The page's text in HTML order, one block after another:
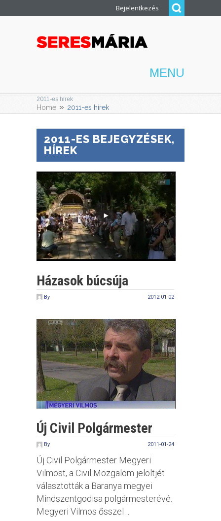
Bejelentkezés
MENU
2011-es hírek
Home 2011-es hírek
2011-ES BEJEGYZÉSEK,
HÍREK
Házasok búcsúja
By 2012-01-02
Új Civil Polgármester
By 2011-01-24
Új Civil Polgármester Megyeri
Vilmost, a Civil Mozgalom jelöltjét
választották a Baranya megyei
Mindszentgodisa polgármesterévé.
Megyeri Vilmos ősszel…